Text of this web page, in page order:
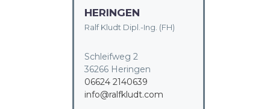
HERINGEN
Ralf Kludt Dipl.-Ing. (FH)
Schleifweg 2
36266 Heringen
06624 2140639
info@ralfkludt.com